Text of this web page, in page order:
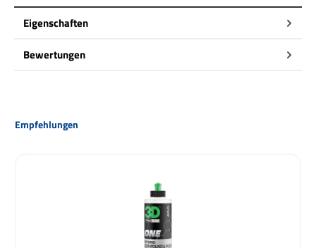
Eigenschaften
Bewertungen
Produktgalerie überspringen
Empfehlungen